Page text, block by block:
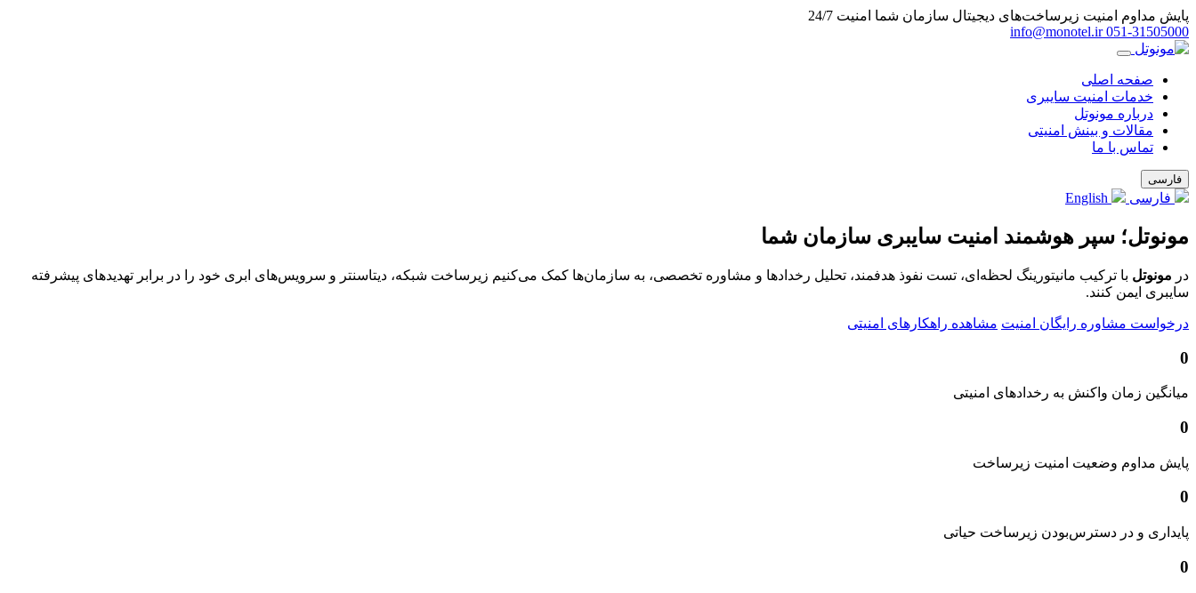
پایش مداوم امنیت زیرساخت‌های دیجیتال سازمان شما امنیت 24/7
info@monotel.ir 051‑31505000
صفحه اصلی
خدمات امنیت سایبری
درباره مونوتل
مقالات و بینش امنیتی
تماس با ما
فارسی
فارسی
مونوتل؛ سپر هوشمند امنیت سایبری سازمان شما
در مونوتل با ترکیب مانیتورینگ لحظه‌ای، تست نفوذ هدفمند، تحلیل رخدادها و مشاوره تخصصی، به سازمان‌ها کمک می‌کنیم زیرساخت شبکه، دیتاسنتر و سرویس‌های ابری خود را در برابر تهدیدهای پیشرفته
سایبری ایمن کنند.
درخواست مشاوره رایگان امنیت مشاهده راهکارهای امنیتی
0
میانگین زمان واکنش به رخدادهای امنیتی
0
پایش مداوم وضعیت امنیت زیرساخت
0
پایداری و در دسترس‌بودن زیرساخت حیاتی
0